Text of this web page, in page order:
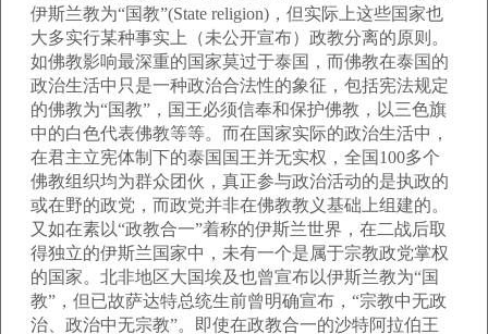
伊斯兰教为“国教”(State religion)，但实际上这些国家也
大多实行某种事实上（未公开宣布）政教分离的原则。
如佛教影响最深重的国家莫过于泰国，而佛教在泰国的
政治生活中只是一种政治合法性的象征，包括宪法规定
的佛教为“国教”，国王必须信奉和保护佛教，以三色旗
中的白色代表佛教等等。而在国家实际的政治生活中，
在君主立宪体制下的泰国国王并无实权，全国100多个
佛教组织均为群众团伙，真正参与政治活动的是执政的
或在野的政党，而政党并非在佛教教义基础上组建的。
又如在素以“政教合一”着称的伊斯兰世界，在二战后取
得独立的伊斯兰国家中，未有一个是属于宗教政党掌权
的国家。北非地区大国埃及也曾宣布以伊斯兰教为“国
教”，但已故萨达特总统生前曾明确宣布，“宗教中无政
治、政治中无宗教”。即使在政教合一的沙特阿拉伯王